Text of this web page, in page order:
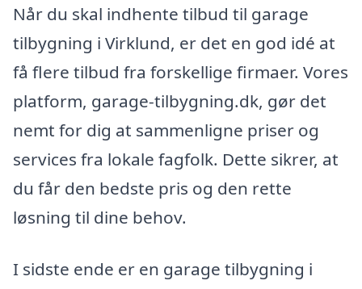
Når du skal indhente tilbud til garage
tilbygning i Virklund, er det en god idé at
få flere tilbud fra forskellige firmaer. Vores
platform, garage-tilbygning.dk, gør det
nemt for dig at sammenligne priser og
services fra lokale fagfolk. Dette sikrer, at
du får den bedste pris og den rette
løsning til dine behov.
I sidste ende er en garage tilbygning i